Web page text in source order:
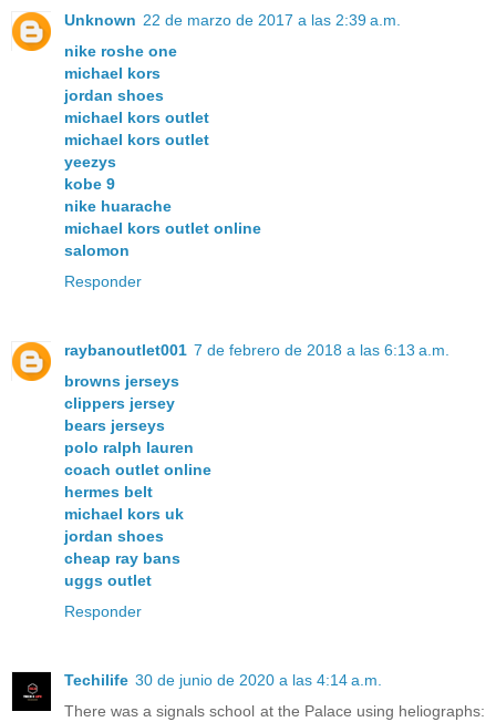
Unknown 22 de marzo de 2017 a las 2:39 a.m.
nike roshe one
michael kors
jordan shoes
michael kors outlet
michael kors outlet
yeezys
kobe 9
nike huarache
michael kors outlet online
salomon
Responder
raybanoutlet001 7 de febrero de 2018 a las 6:13 a.m.
browns jerseys
clippers jersey
bears jerseys
polo ralph lauren
coach outlet online
hermes belt
michael kors uk
jordan shoes
cheap ray bans
uggs outlet
Responder
Techilife 30 de junio de 2020 a las 4:14 a.m.
There was a signals school at the Palace using heliographs: